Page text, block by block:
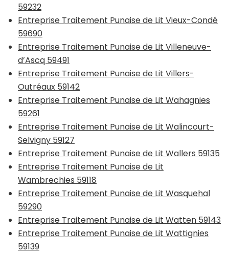
59232
Entreprise Traitement Punaise de Lit Vieux-Condé
59690
Entreprise Traitement Punaise de Lit Villeneuve-
d’Ascq 59491
Entreprise Traitement Punaise de Lit Villers-
Outréaux 59142
Entreprise Traitement Punaise de Lit Wahagnies
59261
Entreprise Traitement Punaise de Lit Walincourt-
Selvigny 59127
Entreprise Traitement Punaise de Lit Wallers 59135
Entreprise Traitement Punaise de Lit
Wambrechies 59118
Entreprise Traitement Punaise de Lit Wasquehal
59290
Entreprise Traitement Punaise de Lit Watten 59143
Entreprise Traitement Punaise de Lit Wattignies
59139